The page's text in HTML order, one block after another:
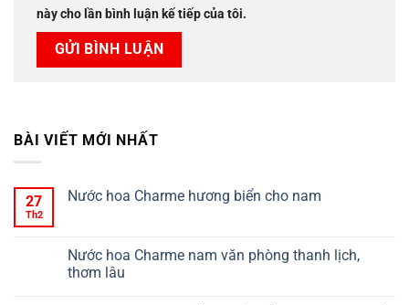
này cho lần bình luận kế tiếp của tôi.
BÀI VIẾT MỚI NHẤT
27
Th2
Nước hoa Charme hương biển cho nam
Nước hoa Charme nam văn phòng thanh lịch,
thơm lâu